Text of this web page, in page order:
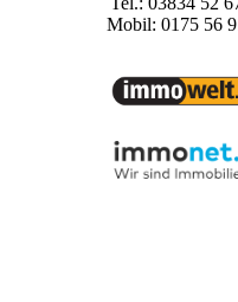
Mobil: 0175 56